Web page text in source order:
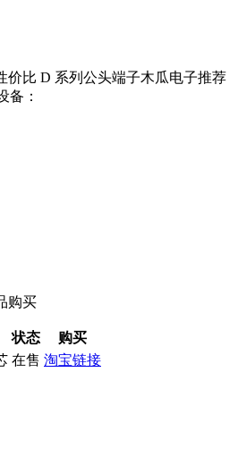
价比 D 系列公头端子木瓜电子推荐
备：
购买
状态
购买
在售 淘宝链接